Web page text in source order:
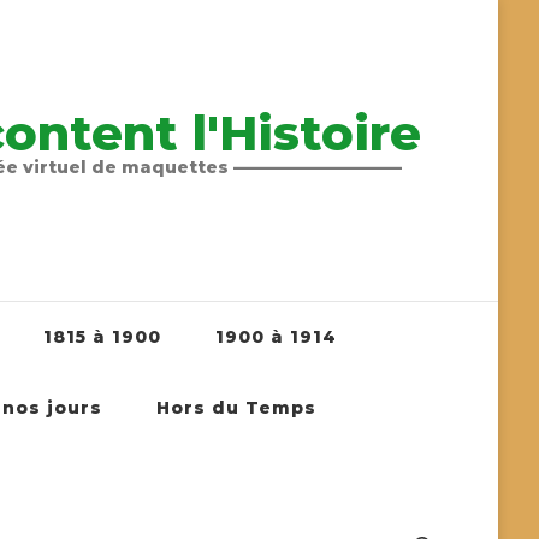
l'Histoire
virtuel de maquettes ——————————
1815 à 1900 1900 à 1914
nos jours Hors du Temps